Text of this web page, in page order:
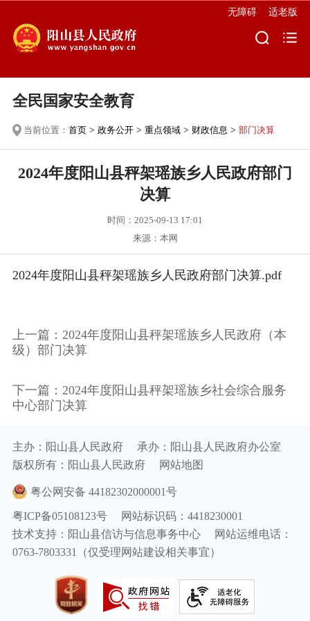
无障碍 适老版
全民国家安全教育
当前位置： 首页> 政务公开> 重点领域> 财政信息 > 部门决算
2024年度阳山县秤架瑶族乡人民政府部门
决算
时间：2025-09-13 17:01
来源：本网
2024年度阳山县秤架瑶族乡人民政府部门决算.pdf
上一篇：2024年度阳山县秤架瑶族乡人民政府（本
级）部门决算
下一篇：2024年度阳山县秤架瑶族乡社会综合服务
中心部门决算
主办：阳山县人民政府
承办：阳山县人民政府办公室
版权所有：阳山县人民政府
网站地图
粤公网安备 44182302000001号
粤ICP备05108123号
网站标识码：4418230001
技术支持：阳山县信访与信息事务中心
网站运维电话：
0763-7803331（仅受理网站建设相关事宜）